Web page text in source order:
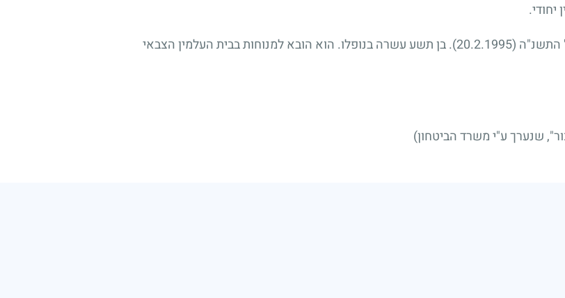
יחודי.
התשנ"ה (20.2.1995)
. בן תשע עשרה בנופלו. הוא הובא למנוחות בבית העלמין הצבאי
שנערך ע"י משרד הביטחון)